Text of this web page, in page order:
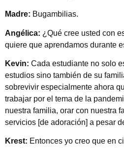
Madre: Bugambilias.
Angélica: ¿Qué cree usted con
quiere que aprendamos durante
Kevin: Cada estudiante no solo
estudios sino también de su
sobrevivir especialmente ahora
trabajar por el tema de la
nuestra familia, orar con nuestra
servicios [de adoración] a pesar
Krest: Entonces yo creo que en